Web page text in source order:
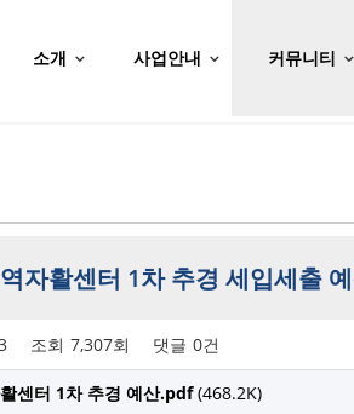
소개 사업안내 커뮤니티
자활센터 1차 추경 세입세출
조회 7,307회 댓글 0건
센터 1차 추경 예산.pdf(468.2K)